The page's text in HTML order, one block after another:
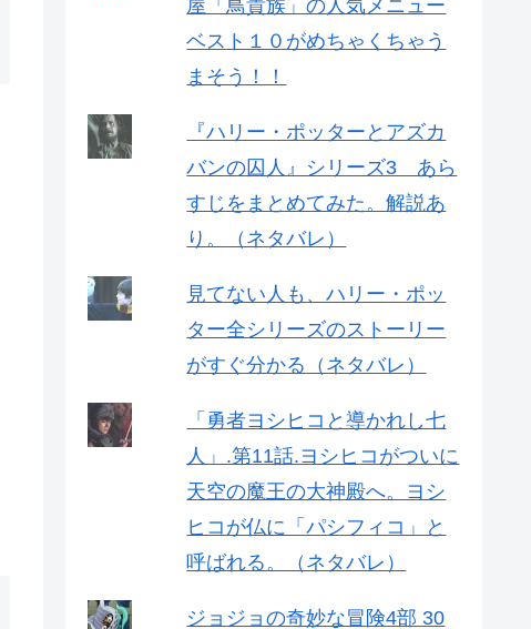
屋「鳥貴族」の人気メニュー
ベスト１０がめちゃくちゃう
まそう！！
『ハリー・ポッターとアズカ
バンの囚人』シリーズ3 あら
すじをまとめてみた。解説あ
り。（ネタバレ）
見てない人も、ハリー・ポッ
ター全シリーズのストーリー
がすぐ分かる（ネタバレ）
「勇者ヨシヒコと導かれし七
人」.第11話.ヨシヒコがついに
天空の魔王の大神殿へ。ヨシ
ヒコが仏に「パシフィコ」と
呼ばれる。（ネタバレ）
ジョジョの奇妙な冒険4部 30